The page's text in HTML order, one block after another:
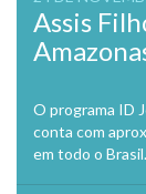
Assis
O programa ID
conta com
em todo o